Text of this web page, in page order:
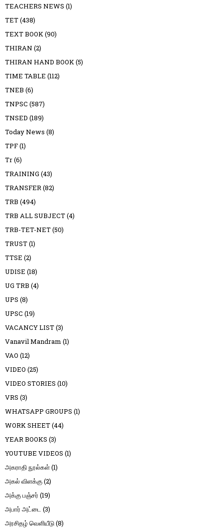
TEACHERS NEWS (1)
TET(438)
TEXT BOOK(90)
THIRAN (2)
THIRAN HAND BOOK(5)
TIME TABLE (112)
TNEB (6)
TNPSC (587)
TNSED (189)
Today News (8)
TPF(1)
Tr(6)
TRAINING (43)
TRANSFER(82)
TRB (494)
TRB ALL SUBJECT(4)
TRB-TET-NET(50)
TRUST(1)
TTSE (2)
UDISE (18)
UG TRB (4)
UPS (8)
UPSC (19)
VACANCY LIST(3)
Vanavil Mandram (1)
VAO (12)
VIDEO (25)
VIDEO STORIES (10)
VRS (3)
WHATSAPP GROUPS (1)
WORK SHEET(44)
YEAR BOOKS (3)
YOUTUBE VIDEOS (1)
அகராதி நூல்கள்(1)
அகல் விளக்கு(2)
அக்கு பஞ்சர் (19)
அபார் அட்டை (3)
அரசிதழ் வெளியீடு(8)